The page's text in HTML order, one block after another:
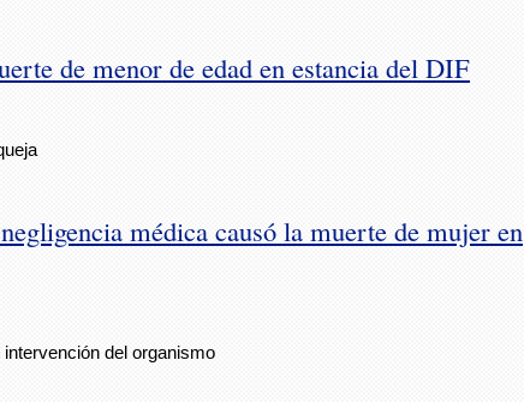
de menor de edad en estancia del DIF
médica causó la muerte de mujer en
del organismo